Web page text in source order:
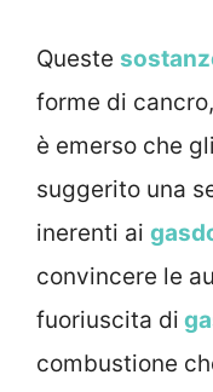
Queste
forme di
è emerso che
suggerito una
inerenti ai
convincere le
fuoriuscita di
combustione